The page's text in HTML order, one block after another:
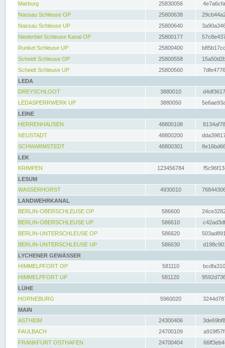
Marburg
25830056
Nassau Schleuse OP
25800638
Nassau Schleuse UP
25800640
Niederbiel Schleuse Kanal OP
25800177
Runkel Schleuse UP
25800400
Scheidt Schleuse OP
25800558
Scheidt Schleuse UP
25800560
LEDA
DREYSCHLOOT
3880010
LEDASPERRWERK UP
3880050
LEINE
HERRENHAUSEN
48800108
NEUSTADT
48800200
SCHWARMSTEDT
48800301
LEK
KRIMPEN
123456784
LESUM
WASSERHORST
4930010
LANDWEHRKANAL
BERLIN-OBERSCHLEUSE OP
586600
BERLIN-OBERSCHLEUSE UP
586610
BERLIN-UNTERSCHLEUSE OP
586620
BERLIN-UNTERSCHLEUSE UP
586630
LYCHENER GEWÄSSER
HIMMELPFORT OP
581110
HIMMELPFORT UP
581120
LÜHE
HORNEBURG
5960020
MAIN
ASTHEIM
24300406
FAULBACH
24700109
FRANKFURT OSTHAFEN
24700404